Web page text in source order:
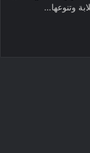
وتنوعها…